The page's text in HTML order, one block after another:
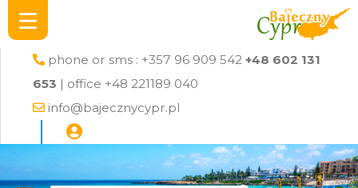
phone or sms : +357 96 909 542 +48 602 131
653 | office +48 221189 040
info@bajecznycypr.pl